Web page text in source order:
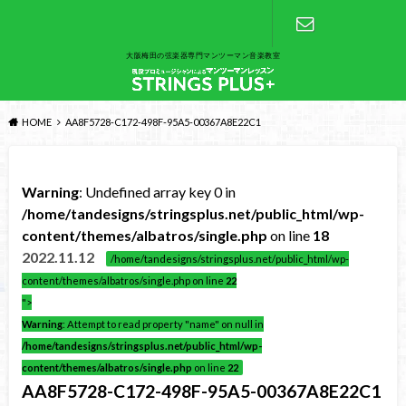
大阪梅田の弦楽器専門マンツーマン音楽教室
お問い合わ
HOME AA8F5728-C172-498F-95A5-00367A8E22C1
Warning: Undefined array key 0 in
/home/tandesigns/stringsplus.net/public_html/wp-
content/themes/albatros/single.php on line 18
2022.11.12
/home/tandesigns/stringsplus.net/public_html/wp-
content/themes/albatros/single.php on line 22
">
Warning: Attempt to read property "name" on null in
/home/tandesigns/stringsplus.net/public_html/wp-
content/themes/albatros/single.php on line 22
AA8F5728-C172-498F-95A5-00367A8E22C1